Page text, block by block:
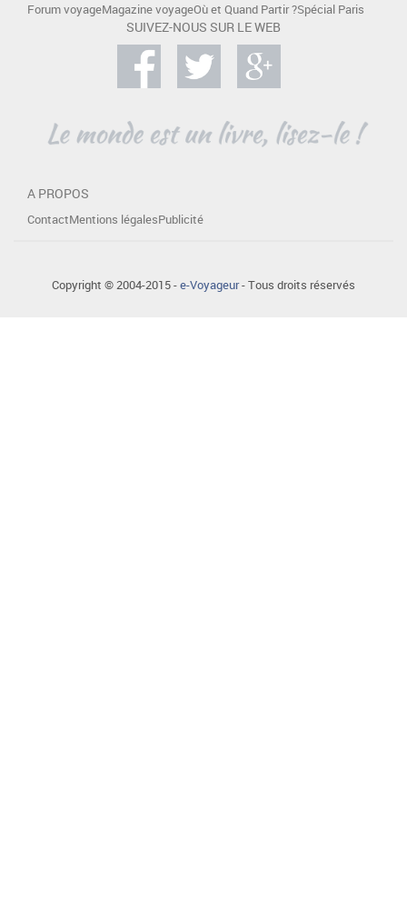
Forum voyageMagazine voyageOù et Quand Partir ?Spécial Paris
SUIVEZ-NOUS SUR LE WEB
A PROPOS
ContactMentions légalesPublicité
Copyright © 2004-2015 -e-Voyageur- Tous droits réservés